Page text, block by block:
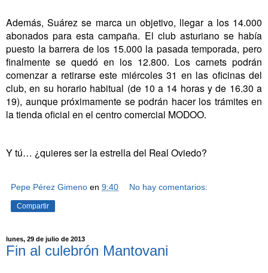
Además, Suárez se marca un objetivo, llegar a los 14.000
abonados para esta campaña. El club asturiano se había
puesto la barrera de los 15.000 la pasada temporada, pero
finalmente se quedó en los 12.800. Los carnets podrán
comenzar a retirarse este miércoles 31 en las oficinas del
club, en su horario habitual (de 10 a 14 horas y de 16.30 a
19), aunque próximamente se podrán hacer los trámites en
la tienda oficial en el centro comercial MODOO.
Y tú… ¿quieres ser la estrella del Real Oviedo?
Pepe Pérez Gimeno en 9:40 No hay comentarios:
Compartir
lunes, 29 de julio de 2013
Fin al culebrón Mantovani